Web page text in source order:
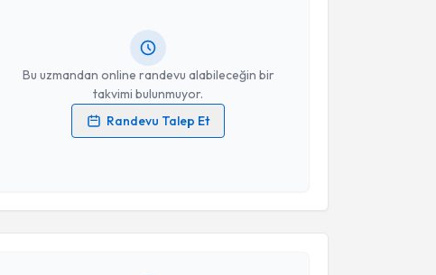
Bu uzmandan online randevu alabileceğin bir
takvimi bulunmuyor.
Randevu Talep Et
Kişisel verilerimin işlenmesine ilişkinAydınlatma Metni
Takvim Talebini Gönder